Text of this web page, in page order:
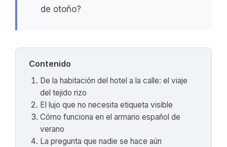
de otoño?
Contenido
De la habitación del hotel a la calle: el viaje
del tejido rizo
El lujo que no necesita etiqueta visible
Cómo funciona en el armario español de
verano
La pregunta que nadie se hace aún